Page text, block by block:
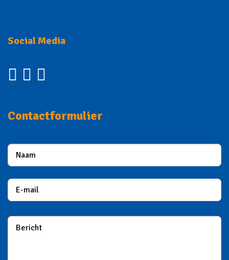
Social Media
Contactformulier